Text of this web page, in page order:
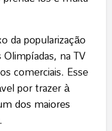
da popularização
na TV
comerciais. Esse
por trazer à
dos maiores